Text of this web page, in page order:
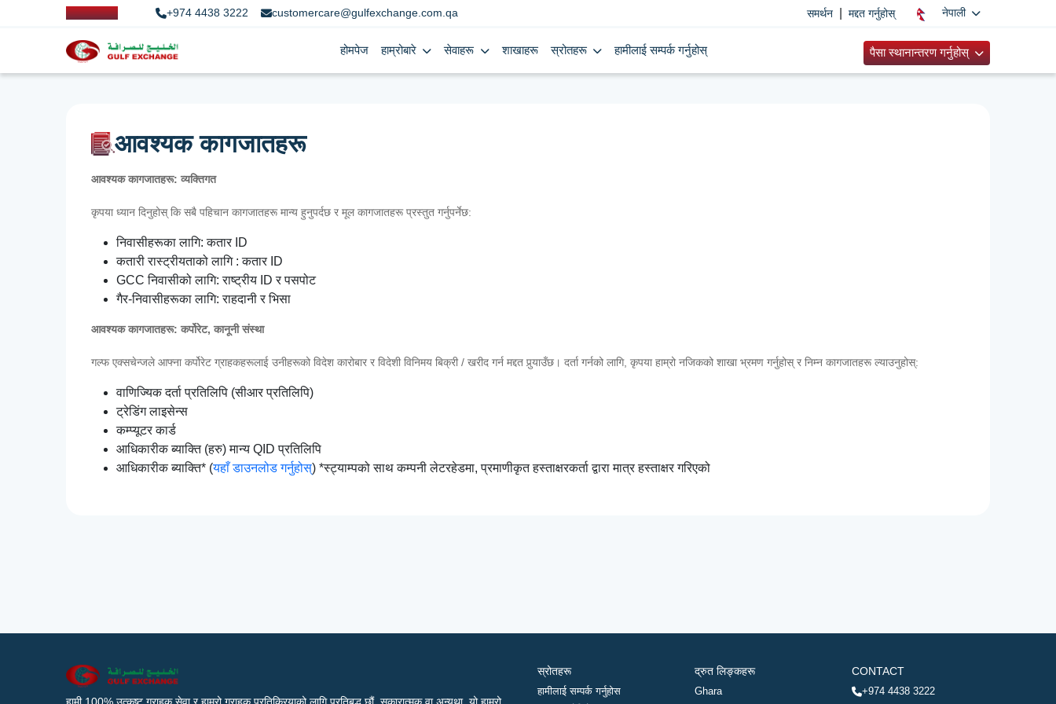
+974 4438 3222 customercare@gulfexchange.com.qa समर्थन मद्दत गर्नुहोस् नेपाली
होमपेज हाम्रोबारे सेवाहरू शाखाहरू स्रोतहरू हामीलाई सम्पर्क गर्नुहोस् पैसा स्थानान्तरण गर्नुहोस्
आवश्यक कागजातहरू
आवश्यक कागजातहरू: व्यक्तिगत
कृपया ध्यान दिनुहोस् कि सबै पहिचान कागजातहरू मान्य हुनुपर्दछ र मूल कागजातहरू प्रस्तुत गर्नुपर्नेछ:
निवासीहरूका लागि: कतार ID
कतारी रास्ट्रीयताको लागि : कतार ID
GCC निवासीको लागि: राष्ट्रीय ID र पसपोट
गैर-निवासीहरूका लागि: राहदानी र भिसा
आवश्यक कागजातहरू: कर्पोरेट, कानूनी संस्था
गल्फ एक्सचेन्जले आफ्ना कर्पोरेट ग्राहकहरूलाई उनीहरूको विदेश कारोबार र विदेशी विनिमय बिक्री / खरीद गर्न मद्दत पुर्‍याउँछ। दर्ता गर्नको लागि, कृपया हाम्रो नजिकको शाखा भ्रमण गर्नुहोस् र निम्न कागजातहरू ल्याउनुहोस्:
वाणिज्यिक दर्ता प्रतिलिपि (सीआर प्रतिलिपि)
ट्रेडिंग लाइसेन्स
कम्प्यूटर कार्ड
आधिकारीक ब्याक्ति (हरु) मान्य QID प्रतिलिपि
आधिकारीक ब्याक्ति* (यहाँ डाउनलोड गर्नुहोस्) *स्ट्याम्पको साथ कम्पनी लेटरहेडमा, प्रमाणीकृत हस्ताक्षरकर्ता द्वारा मात्र हस्ताक्षर गरिएको
स्रोतहरू
हामीलाई सम्पर्क गर्नुहोस
द्रुत लिङ्कहरू
Ghara
CONTACT
+974 4438 3222